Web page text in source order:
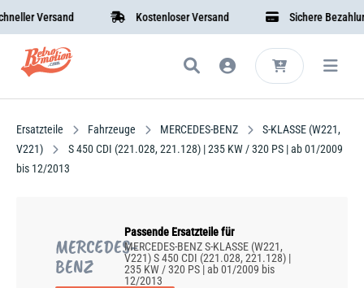
Versand Kostenloser Versand Sichere Bezahlung
Ersatzteile Fahrzeuge MERCEDES-BENZ
S-KLASSE (W221,
V221)
S 450 CDI (221.028, 221.128) | 235 KW / 320 PS | ab 01/2009
bis 12/2013
MERCEDES-
BENZ
Passende Ersatzteile für
MERCEDES-BENZ S-KLASSE (W221,
V221) S 450 CDI (221.028, 221.128) |
235 KW / 320 PS | ab 01/2009 bis
12/2013